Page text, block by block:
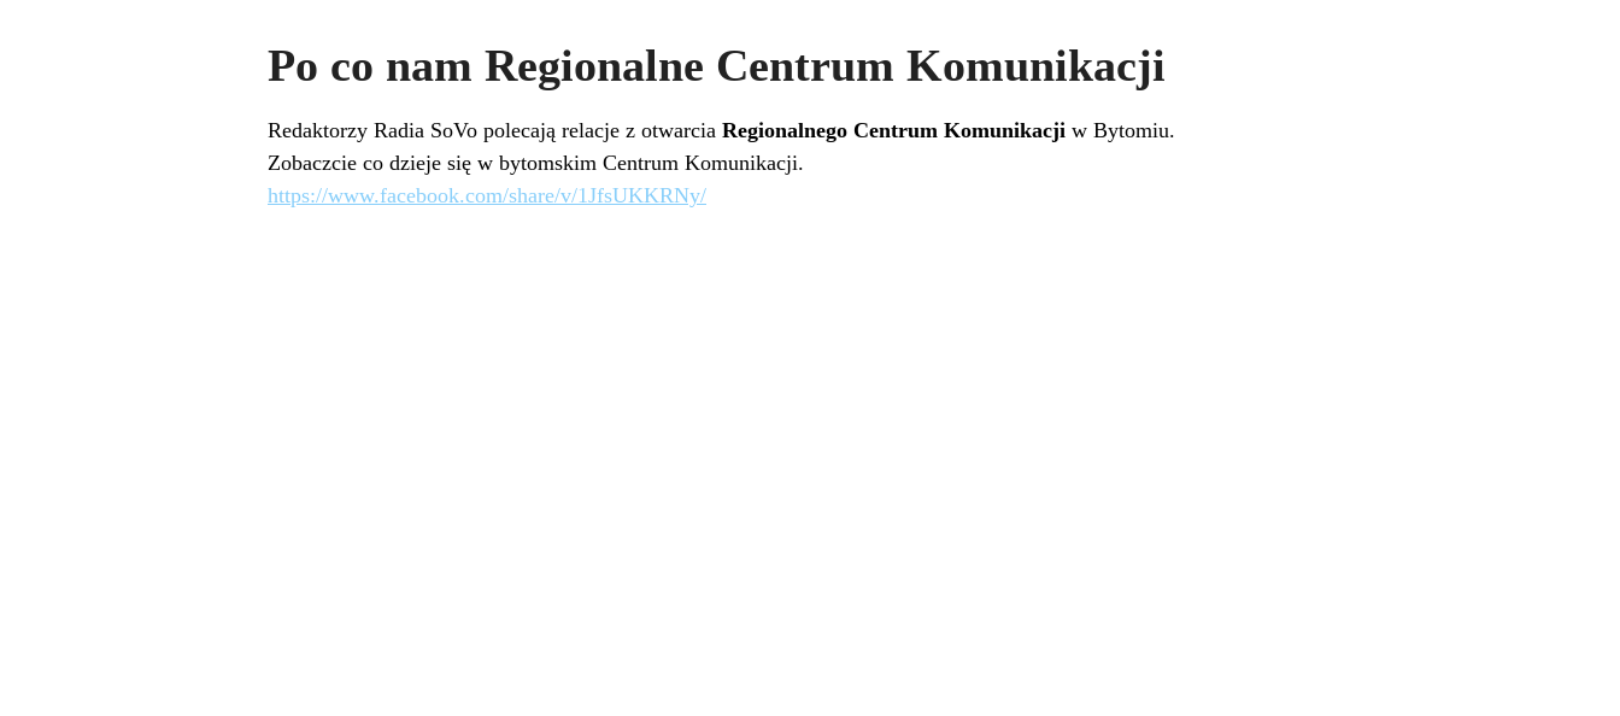
Po co nam Regionalne Centrum Komunikacji
Redaktorzy Radia SoVo polecają relacje z otwarcia Regionalnego Centrum Komunikacji w Bytomiu.
Zobaczcie co dzieje się w bytomskim Centrum Komunikacji.
https://www.facebook.com/share/v/1JfsUKKRNy/